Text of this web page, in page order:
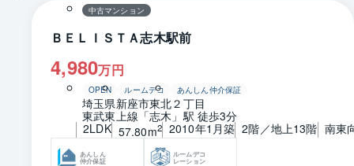
中古マンション
ＢＥＬＩＳＴＡ志木駅前
4,980万円
OPEN ルームデコ あんしん仲介保証
埼玉県新座市東北２丁目
東武東上線「志木」駅 徒歩3分
2LDK 57.80m2 2010年1月築 2階／地上13階 南東
あんしん
仲介保証
ルームデコ
レーション